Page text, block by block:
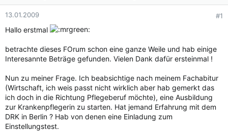
13.01.2009 #1
Hallo erstmal
betrachte dieses FOrum schon eine ganze Weile und hab einige
Interesannte Beträge gefunden. Vielen Dank dafür ersteinmal !
Nun zu meiner Frage. Ich beabsichtige nach meinem Fachabitur
(Wirtschaft, ich weis passt nicht wirklich aber hab gemerkt das
ich doch in die Richtung Pflegeberuf möchte), eine Ausbildung
zur Krankenpflegerin zu starten. Hat jemand Erfahrung mit dem
DRK in Berlin ? Hab von denen eine Einladung zum
Einstellungstest.